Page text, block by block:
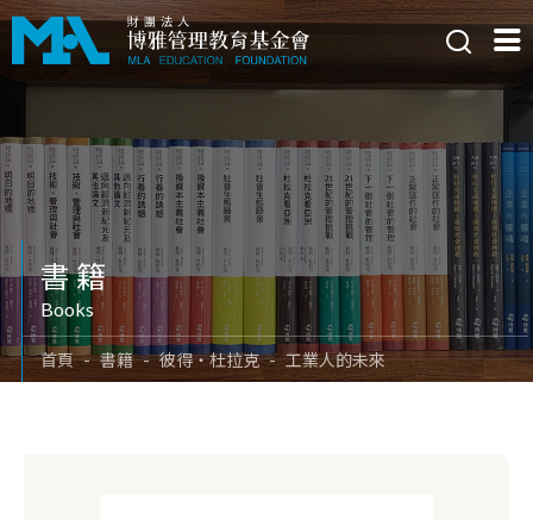
書籍
Books
首頁 書籍 彼得‧杜拉克 工業人的未來